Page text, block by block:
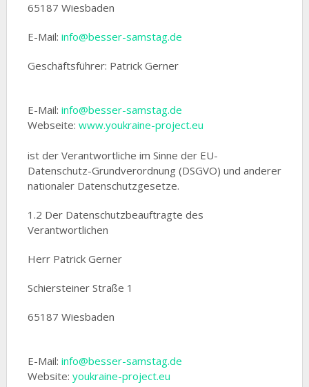
65187 Wiesbaden
E-Mail: info@besser-samstag.de
Geschäftsführer: Patrick Gerner
E-Mail: info@besser-samstag.de
Webseite: www.youkraine-project.eu
ist der Verantwortliche im Sinne der EU-
Datenschutz-Grundverordnung (DSGVO) und anderer
nationaler Datenschutzgesetze.
1.2 Der Datenschutzbeauftragte des
Verantwortlichen
Herr Patrick Gerner
Schiersteiner Straße 1
65187 Wiesbaden
E-Mail: info@besser-samstag.de
Website: youkraine-project.eu